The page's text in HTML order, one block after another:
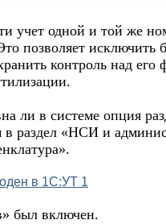
учет одной и той же
позволяет исключить
контроль над его
ли в системе опция
в раздел «НСИ и
был включен.